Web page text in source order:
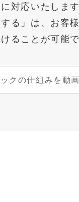
対応いたしま
る」は、お客
ることが可能で
クの仕組みを動